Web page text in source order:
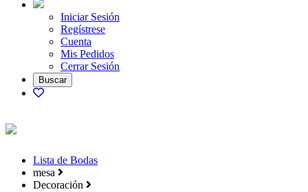
Iniciar Sesión
Regístrese
Cuenta
Mis Pedidos
Cerrar Sesión
Lista de Bodas
mesa
Decoración